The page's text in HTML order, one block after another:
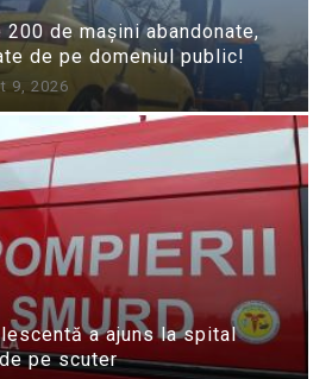
200 de mașini abandonate,
de pe domeniul public!
9, 2026
a ajuns la spital
pe scuter